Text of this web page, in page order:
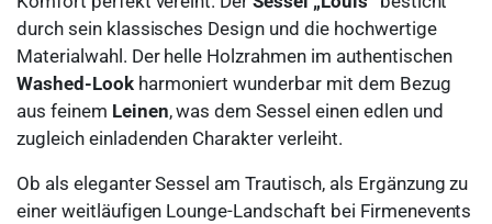
durch sein klassisches Design und die hochwertige
Materialwahl. Der helle Holzrahmen im authentischen
Washed-Lookharmoniert wunderbar mit dem Bezug
aus feinem Leinen, was dem Sessel einen edlen und
zugleich einladenden Charakter verleiht.
Ob als eleganter Sessel am Trautisch, als Ergänzung zu
einer weitläufigen Lounge-Landschaft bei Firmenevents